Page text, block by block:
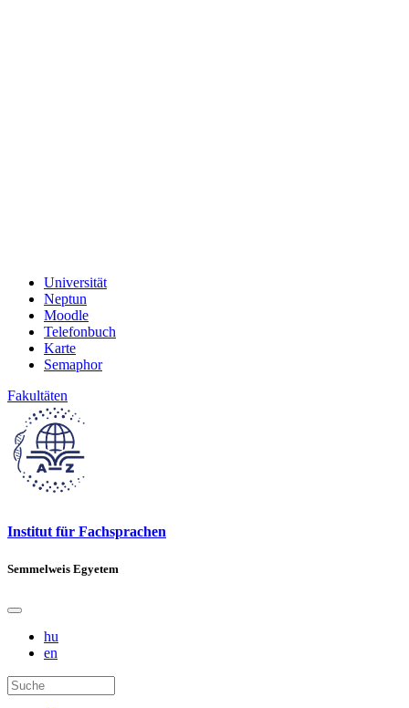
Universität
Neptun
Moodle
Telefonbuch
Karte
Semaphor
Fakultäten
Institut für Fachsprachen
Semmelweis Egyetem
hu
en